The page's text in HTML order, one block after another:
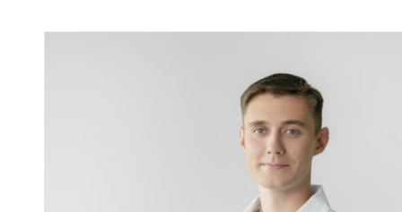
Opening hours:
Opening hours:
VI 09:00 - 15:00
VII --